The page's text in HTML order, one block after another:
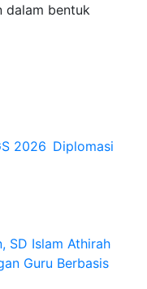
dalam bentuk
2026 Diplomasi